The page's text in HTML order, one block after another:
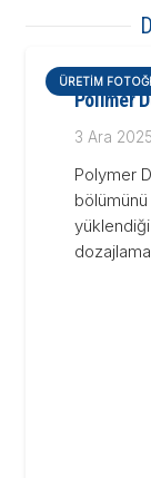
en önemli
hassasiyetli
kritik aşamada…